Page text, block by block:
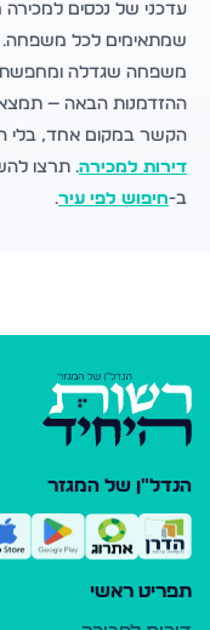
עדכני של נכסים למכירה
שמתאימים לכל משפחה.
משפחה שגדלה
ההזדמנות הבאה —
הקשר במקום אחד, בלי
דירות למכירה. תרצו
ב-חיפוש לפי עיר.
הנדל"ן של המגזר
תפריט ראשי